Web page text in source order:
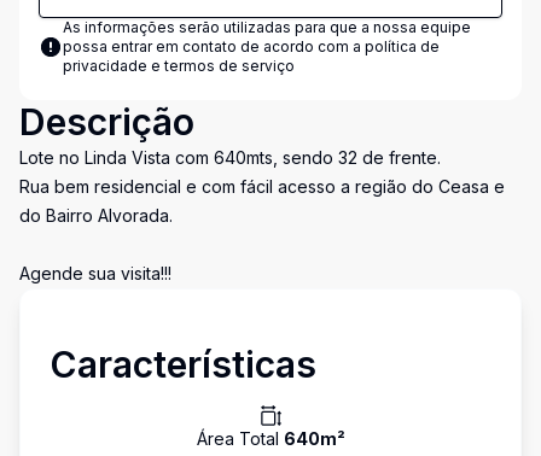
As informações serão utilizadas para que a nossa equipe
possa entrar em contato de acordo com a política de
privacidade e termos de serviço
Descrição
Lote no Linda Vista com 640mts, sendo 32 de frente.
Rua bem residencial e com fácil acesso a região do Ceasa e
do Bairro Alvorada.
Agende sua visita!!!
Características
Área Total 640m²